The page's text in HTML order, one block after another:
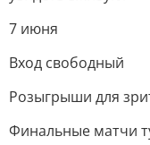
7 июня
Вход свободный
Розыгрыши для
Финальные матчи